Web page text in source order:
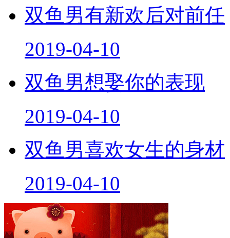
双鱼男有新欢后对前任
2019-04-10
双鱼男想娶你的表现
2019-04-10
双鱼男喜欢女生的身材
2019-04-10